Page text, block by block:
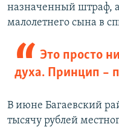
назначенный штраф,
малолетнего сына в
Это просто
духа. Принцип –
В июне Багаевский
тысячу рублей